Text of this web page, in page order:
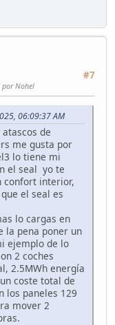
#7
por Nohel
06:09:37 AM
de
me gusta por
lo tiene mi
el seal yo te
confort interior,
el seal es
lo cargas en
la pena poner un
ejemplo de lo
2 coches
2.5MWh energía
coste total de
los paneles 129
mover 2